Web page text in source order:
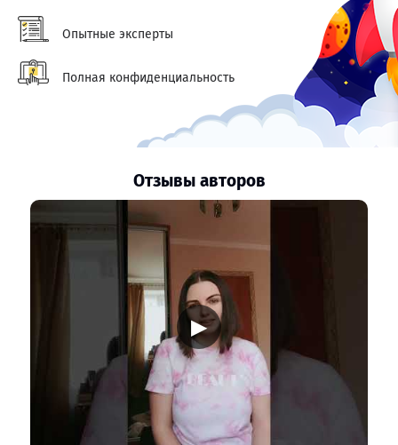
Опытные эксперты
Полная конфиденциальность
Отзывы авторов
▶